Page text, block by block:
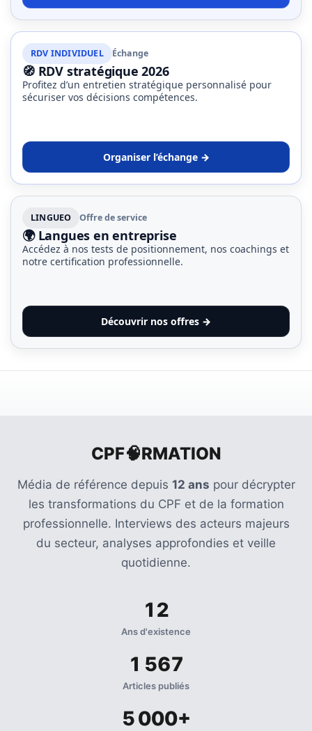
RDV INDIVIDUEL Échange
🧭 RDV stratégique 2026
Profitez d’un entretien stratégique personnalisé pour
sécuriser vos décisions compétences.
Organiser l’échange →
LINGUEO Offre de service
🌍 Langues en entreprise
Accédez à nos tests de positionnement, nos coachings et
notre certification professionnelle.
Découvrir nos offres →
CPF🧠RMATION
Média de référence depuis 12 ans pour décrypter
les transformations du CPF et de la formation
professionnelle. Interviews des acteurs majeurs
du secteur, analyses approfondies et veille
quotidienne.
12
Ans d'existence
1 567
Articles publiés
5 000+